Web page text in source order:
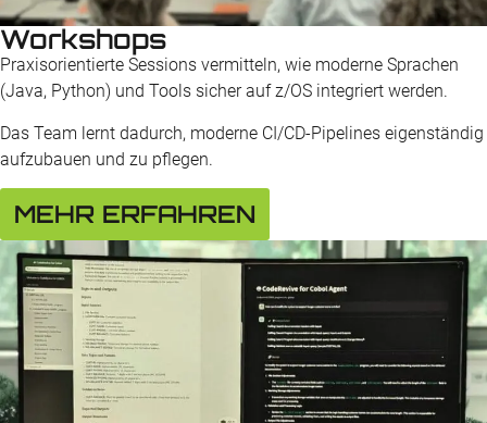
Workshops
Praxisorientierte Sessions vermitteln, wie moderne Sprachen
(Java, Python) und Tools sicher auf z/OS integriert werden.
Das Team lernt dadurch, moderne CI/CD-Pipelines eigenständig
aufzubauen und zu pflegen.
MEHR ERFAHREN